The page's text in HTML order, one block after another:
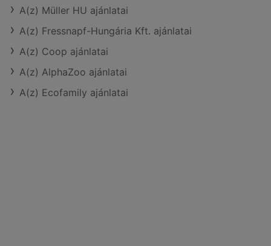
A(z) Müller HU ajánlatai
A(z) Fressnapf-Hungária Kft. ajánlatai
A(z) Coop ajánlatai
A(z) AlphaZoo ajánlatai
A(z) Ecofamily ajánlatai